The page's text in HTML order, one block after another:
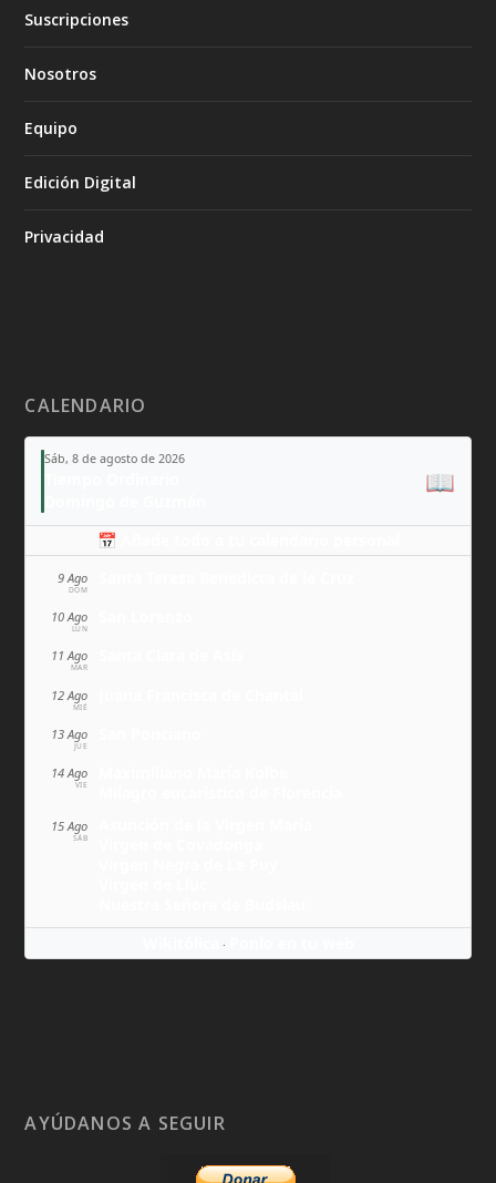
Suscripciones
Nosotros
Equipo
Edición Digital
Privacidad
CALENDARIO
Sáb, 8 de agosto de 2026
📖
📅 Añade todo a tu calendario personal
9 Ago
DOM
10 Ago
LUN
11 Ago
MAR
12 Ago
MIÉ
13 Ago
JUE
14 Ago
VIE
15 Ago
SÁB
·
AYÚDANOS A SEGUIR